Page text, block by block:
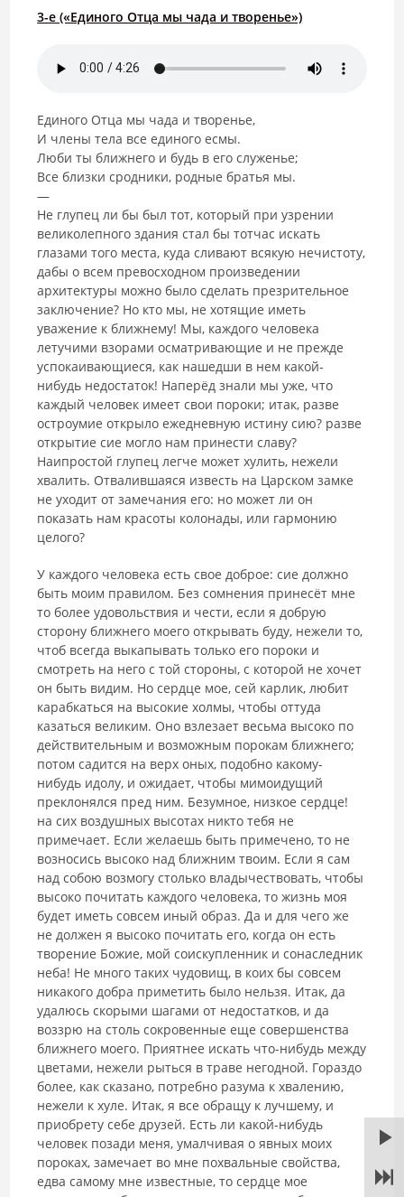
3-е («Единого Отца мы чада и творенье»)
Единого Отца мы чада и творенье,
И члены тела все единого есмы.
Люби ты ближнего и будь в его служенье;
Все близки сродники, родные братья мы.
—
Не глупец ли бы был тот, который при узрении
великолепного здания стал бы тотчас искать
глазами того места, куда сливают всякую нечистоту,
дабы о всем превосходном произведении
архитектуры можно было сделать презрительное
заключение? Но кто мы, не хотящие иметь
уважение к ближнему! Мы, каждого человека
летучими взорами осматривающие и не прежде
успокаивающиеся, как нашедши в нем какой-
нибудь недостаток! Наперёд знали мы уже, что
каждый человек имеет свои пороки; итак, разве
остроумие открыло ежедневную истину сию? разве
открытие сие могло нам принести славу?
Наипростой глупец легче может хулить, нежели
хвалить. Отвалившаяся известь на Царском замке
не уходит от замечания его: но может ли он
показать нам красоты колонады, или гармонию
целого?
У каждого человека есть свое доброе: сие должно
быть моим правилом. Без сомнения принесёт мне
то более удовольствия и чести, если я добрую
сторону ближнего моего открывать буду, нежели то,
чтоб всегда выкапывать только его пороки и
смотреть на него с той стороны, с которой не хочет
он быть видим. Но сердце мое, сей карлик, любит
карабкаться на высокие холмы, чтобы оттуда
казаться великим. Оно взлезает весьма высоко по
действительным и возможным порокам ближнего;
потом садится на верх оных, подобно какому-
нибудь идолу, и ожидает, чтобы мимоидущий
преклонялся пред ним. Безумное, низкое сердце!
на сих воздушных высотах никто тебя не
примечает. Если желаешь быть примечено, то не
возносись высоко над ближним твоим. Если я сам
над собою возмогу столько владычествовать, чтобы
высоко почитать каждого человека, то жизнь моя
будет иметь совсем иный образ. Да и для чего же
не должен я высоко почитать его, когда он есть
творение Божие, мой соискупленник и сонаследник
неба! Не много таких чудовищ, в коих бы совсем
никакого добра приметить было нельзя. Итак, да
удалюсь скорыми шагами от недостатков, и да
воззрю на столь сокровенные еще совершенства
ближнего моего. Приятнее искать что-нибудь между
цветами, нежели рыться в траве негодной. Гораздо
более, как сказано, потребно разума к хвалению,
нежели к хуле. Итак, я все обращу к лучшему, и
приобрету себе друзей. Есть ли какой-нибудь
человек позади меня, умалчивая о явных моих
пороках, замечает во мне похвальные свойства,
едва самому мне известные, то сердце мое